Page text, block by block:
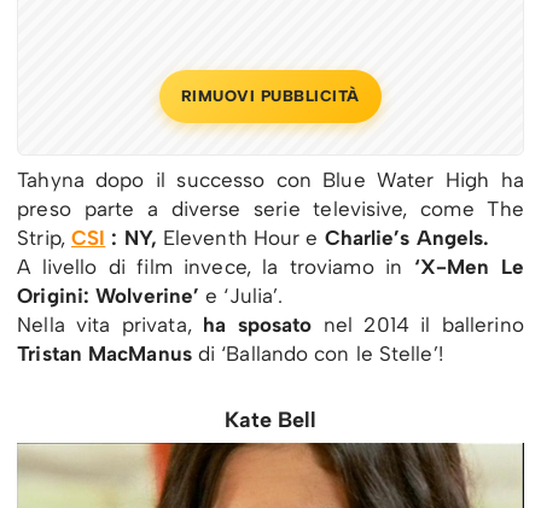
RIMUOVI PUBBLICITÀ
Tahyna dopo il successo con Blue Water High ha
preso parte a diverse serie televisive, come The
Strip, CSI : NY, Eleventh Hour e Charlie’s Angels.
A livello di film invece, la troviamo in ‘X-Men Le
Origini: Wolverine’ e ‘Julia’.
Nella vita privata, ha sposato nel 2014 il ballerino
Tristan MacManusdi ‘Ballando con le Stelle’!
Kate Bell